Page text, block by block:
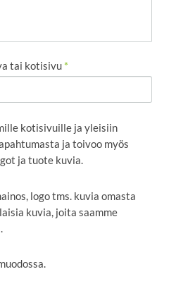
tai kotisivu *
kotisivuille ja yleisiin
ja toivoo myös
ja tuote kuvia.
logo tms. kuvia omasta
kuvia, joita saamme